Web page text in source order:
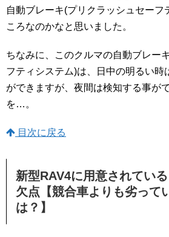
自動ブレーキ(プリクラッシュセーフ
ころなのかなと思いました。
ちなみに、このクルマの自動ブレー
フティシステム)は、日中の明るい時
ができますが、夜間は検知する事が
を…。
目次に戻る
新型RAV4に用意されてい
欠点【競合車よりも劣って
は？】